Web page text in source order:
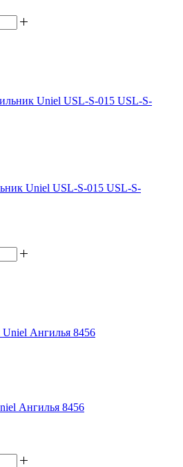
Uniel USL-S-015 USL-S-
Ангилья 8456